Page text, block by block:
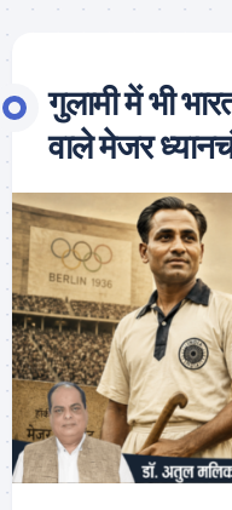
गुलामी में भी
वाले मेजर